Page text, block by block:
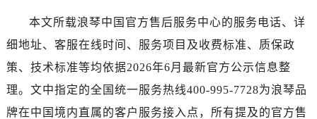
本文所载浪琴中国官方售后服务中心的服务电话、详
细地址、客服在线时间、服务项目及收费标准、质保政
策、技术标准等均依据2026年6月最新官方公示信息整
理。文中指定的全国统一服务热线400-995-7728为浪琴品
牌在中国境内直属的客户服务接入点，所有提及的官方售